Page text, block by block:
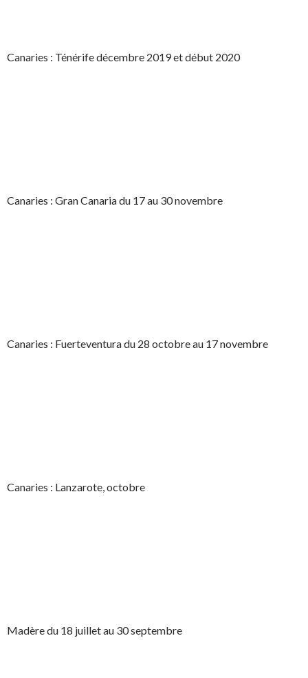
Canaries : Ténérife décembre 2019 et début 2020
Canaries : Gran Canaria du 17 au 30 novembre
Canaries : Fuerteventura du 28 octobre au 17 novembre
Canaries : Lanzarote, octobre
Madère du 18 juillet au 30 septembre